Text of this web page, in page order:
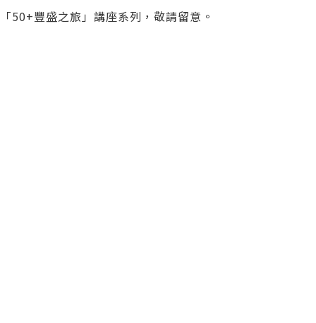
「50+豐盛之旅」講座系列，敬請留意。